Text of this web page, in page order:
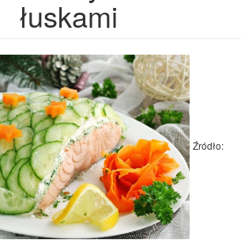
łuskami
Źródło: